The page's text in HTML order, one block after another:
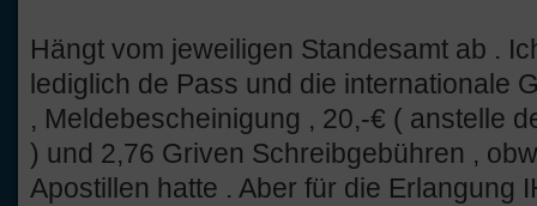
Hängt vom jeweiligen Standesamt ab .
lediglich de Pass und die internationale
, Meldebescheinigung , 20,-€ ( anstelle
) und 2,76 Griven Schreibgebühren ,
Apostillen hatte . Aber für die Erlangung